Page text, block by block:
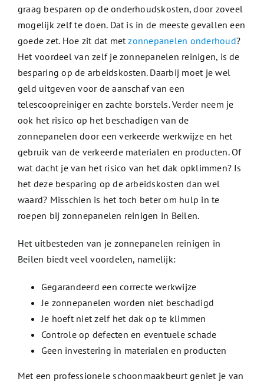
graag besparen op de onderhoudskosten, door zoveel
mogelijk zelf te doen. Dat is in de meeste gevallen een
goede zet. Hoe zit dat metzonnepanelen onderhoud?
Het voordeel van zelf je zonnepanelen reinigen, is de
besparing op de arbeidskosten. Daarbij moet je wel
geld uitgeven voor de aanschaf van een
telescoopreiniger en zachte borstels. Verder neem je
ook het risico op het beschadigen van de
zonnepanelen door een verkeerde werkwijze en het
gebruik van de verkeerde materialen en producten. Of
wat dacht je van het risico van het dak opklimmen? Is
het deze besparing op de arbeidskosten dan wel
waard? Misschien is het toch beter om hulp in te
roepen bij zonnepanelen reinigen in Beilen.
Het uitbesteden van je zonnepanelen reinigen in
Beilen biedt veel voordelen, namelijk:
Gegarandeerd een correcte werkwijze
Je zonnepanelen worden niet beschadigd
Je hoeft niet zelf het dak op te klimmen
Controle op defecten en eventuele schade
Geen investering in materialen en producten
Met een professionele schoonmaakbeurt geniet je van